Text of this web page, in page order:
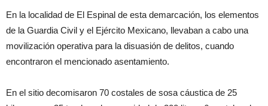
En la localidad de El Espinal de esta demarcación, los elementos
de la Guardia Civil y el Ejército Mexicano, llevaban a cabo una
movilización operativa para la disuasión de delitos, cuando
encontraron el mencionado asentamiento.
En el sitio decomisaron 70 costales de sosa cáustica de 25